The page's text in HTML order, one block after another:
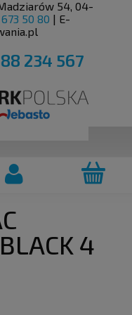
54, 04-
50 80 | E-
234 567
4